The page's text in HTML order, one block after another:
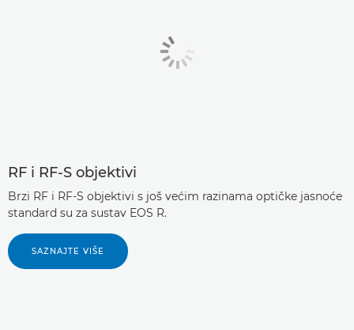
RF i RF-S objektivi
Brzi RF i RF-S objektivi s još većim razinama optičke jasnoće
standard su za sustav EOS R.
SAZNAJTE VIŠE